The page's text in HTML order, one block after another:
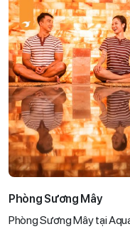
Phòng Sương Mây
Phòng Sương Mây tại